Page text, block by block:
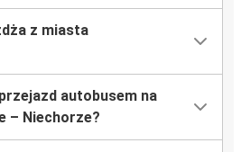
z miasta
autobusem na
– Niechorze?